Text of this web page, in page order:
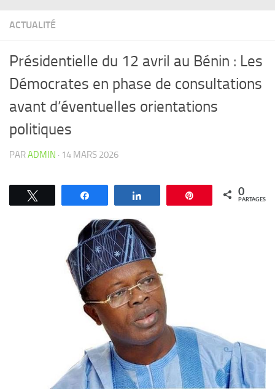
ACTUALITÉ
Présidentielle du 12 avril au Bénin : Les
Démocrates en phase de consultations
avant d’éventuelles orientations
politiques
PARADMIN · 14 MARS 2026
Épingle 0
PARTAGES